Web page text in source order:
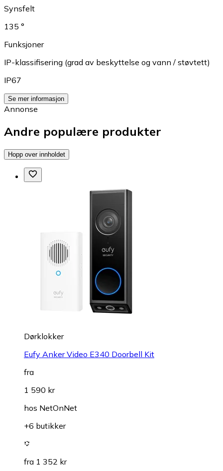
Synsfelt
135 °
Funksjoner
IP-klassifisering (grad av beskyttelse og vann / støvtett)
IP67
Se mer informasjon
Annonse
Andre populære produkter
Hopp over innholdet
Dørklokker
Eufy Anker Video E340 Doorbell Kit
fra
1 590 kr
hos NetOnNet
+6 butikker
fra 1 352 kr